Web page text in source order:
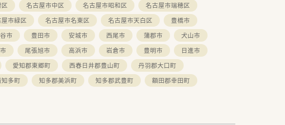
名古屋市中区 名古屋市昭和区
名古屋市瑞穂区
市緑区 名古屋市名東区 名古屋市天白区
豊橋市
市 豊田市 安城市 西尾市 蒲郡市
犬山市
尾張旭市 高浜市 岩倉市 豊明市
日進市
愛知郡東郷町 西春日井郡豊山町
丹羽郡大口町
多町 知多郡美浜町 知多郡武豊町 額田郡幸田町